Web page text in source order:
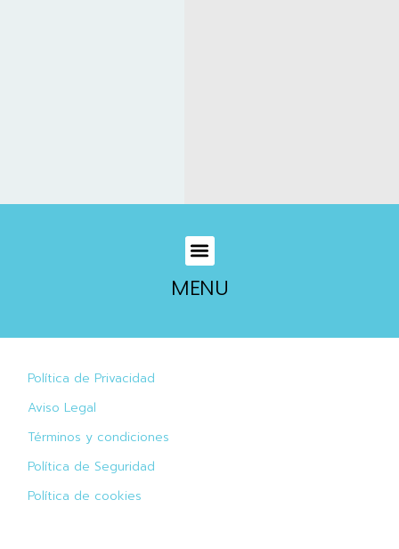
MENU
Política de Privacidad
Aviso Legal
Términos y condiciones
Política de Seguridad
Política de cookies